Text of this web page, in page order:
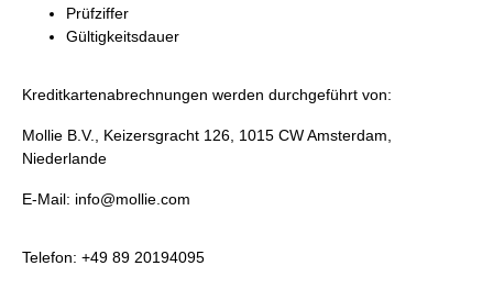
Prüfziffer
Gültigkeitsdauer
Kreditkartenabrechnungen werden durchgeführt von:
Mollie B.V., Keizersgracht 126, 1015 CW Amsterdam,
Niederlande
E-Mail: info@mollie.com
Telefon: +49 89 20194095